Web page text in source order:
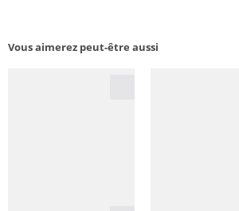
Vous aimerez peut-être aussi